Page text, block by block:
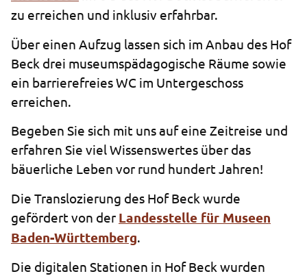
zu erreichen und inklusiv erfahrbar.
Über einen Aufzug lassen sich im Anbau des Hof
Beck drei museumspädagogische Räume sowie
ein barrierefreies WC im Untergeschoss
erreichen.
Begeben Sie sich mit uns auf eine Zeitreise und
erfahren Sie viel Wissenswertes über das
bäuerliche Leben vor rund hundert Jahren!
Die Translozierung des Hof Beck wurde
gefördert von der Landesstelle für Museen
Baden-Württemberg.
Die digitalen Stationen in Hof Beck wurden